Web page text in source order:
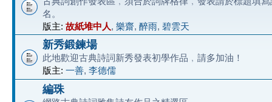
名。
版主: 故紙堆中人, 樂齋, 醉雨, 碧雲天
新秀鍛鍊場
此地歡迎古典詩詞新秀發表初學作品﹐請多加油！
版主: 一善, 李德儒
編珠